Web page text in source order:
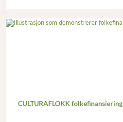
CULTURAFLOKK folkefinansiering